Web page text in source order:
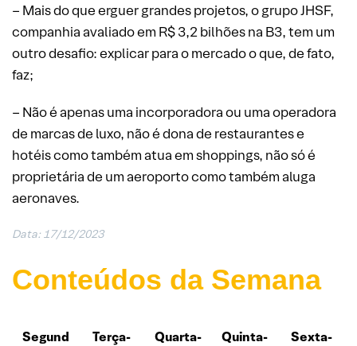
– Mais do que erguer grandes projetos, o grupo JHSF,
companhia avaliado em R$ 3,2 bilhões na B3, tem um
outro desafio: explicar para o mercado o que, de fato,
faz;
– Não é apenas uma incorporadora ou uma operadora
de marcas de luxo, não é dona de restaurantes e
hotéis como também atua em shoppings, não só é
proprietária de um aeroporto como também aluga
aeronaves.
Data: 17/12/2023
Conteúdos da Semana
Segund
Terça-
Quarta-
Quinta-
Sexta-